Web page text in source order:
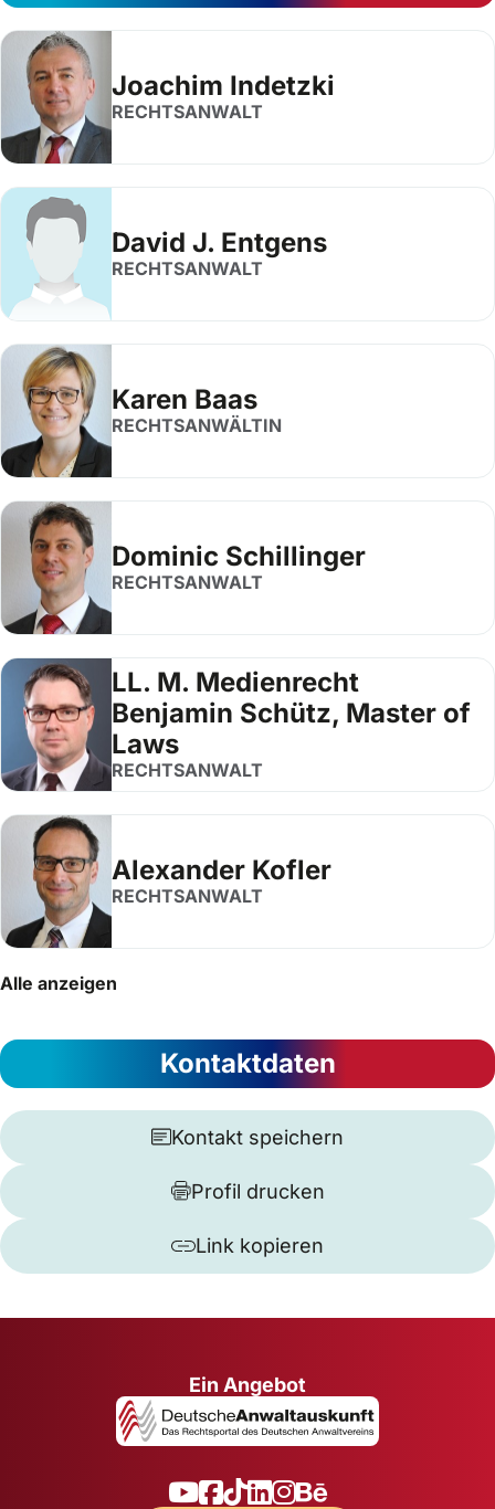
Joachim Indetzki
RECHTSANWALT
David J. Entgens
RECHTSANWALT
Karen Baas
RECHTSANWÄLTIN
Dominic Schillinger
RECHTSANWALT
LL. M. Medienrecht
Benjamin Schütz, Master of
Laws
RECHTSANWALT
Alexander Kofler
RECHTSANWALT
Alle anzeigen
Kontaktdaten
Kontakt speichern
Profil drucken
Link kopieren
Ein Angebot